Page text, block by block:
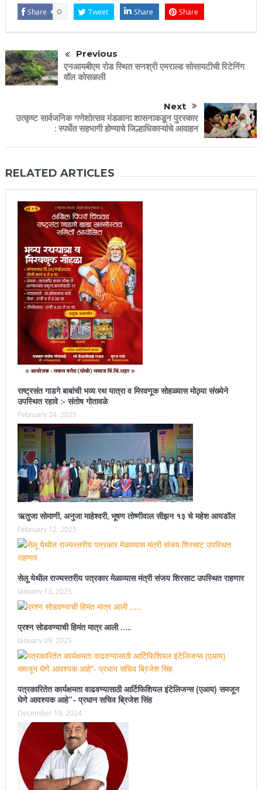
Share 0 Tweet Share Share
Previous
एनआयबीएम रोड स्थित सनश्री एमराल्ड सोसायटीची रिटेनिंग
वॉल कोसळली
Next
उत्कृष्ट सार्वजनिक गणेशोत्सव मंडळाना शासनाकडून पुरस्कार
: स्पर्धेत सहभागी होण्याचे जिल्हाधिकाऱ्यांचे आवाहन
RELATED ARTICLES
राष्ट्रसंत गाडगे बाबांची भव्य रथ यात्रा व मिरवणूक सोहळ्यास मोठ्या संख्येने
उपस्थित रहावे :- संतोष गोतावळे
February 24, 2025
ऋतुजा सोमाणी, अनुजा माहेश्वरी, भूषण तोष्णीवाल सीझन १३ चे महेश आयडॉल
February 12, 2025
सेलू येथील राज्यस्तरीय पत्रकार मेळाव्यास मंत्री संजय शिरसाट उपस्थित राहणार
January 13, 2025
प्रश्न सोडवण्याची हिमंत मात्र आली …..
January 09, 2025
पत्रकारितेत कार्यक्षमता वाढवण्यासाठी आर्टिफिशियल इंटेलिजन्स (एआय) समजून
घेणे आवश्यक आहे”- प्रधान सचिव ब्रिजेश सिंह
December 19, 2024